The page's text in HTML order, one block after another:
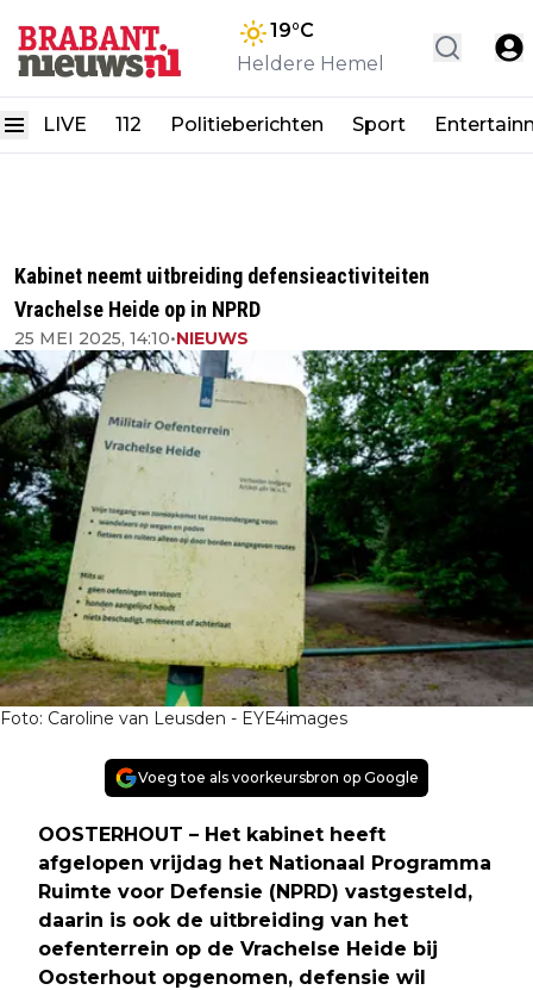
19°C
Heldere Hemel
LIVE 112 Politieberichten Sport
Kabinet neemt uitbreiding defensieactiviteiten
Vrachelse Heide op in NPRD
25 MEI 2025, 14:10•NIEUWS
Foto: Caroline van Leusden - EYE4images
Voeg toe als voorkeursbron op Google
OOSTERHOUT – Het kabinet heeft
afgelopen vrijdag het Nationaal Programma
Ruimte voor Defensie (NPRD) vastgesteld,
daarin is ook de uitbreiding van het
oefenterrein op de Vrachelse Heide bij
Oosterhout opgenomen, defensie wil